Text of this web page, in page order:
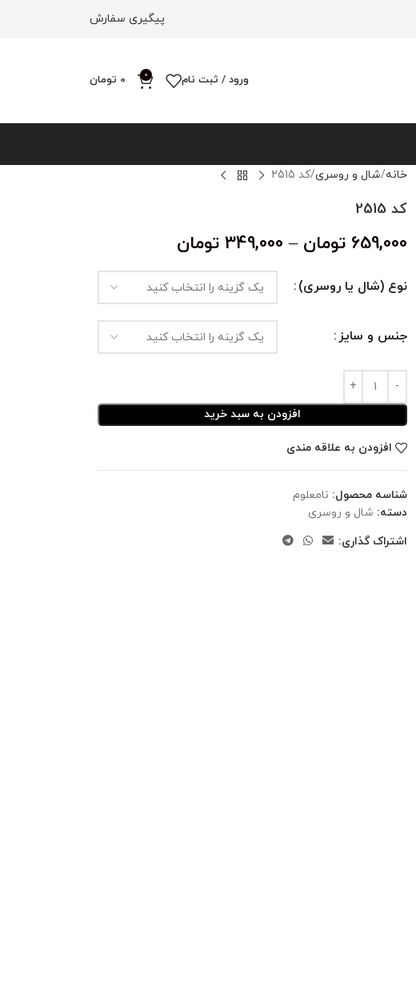
پیگیری سفارش
ورود / ثبت نام 0
0 تومان
خانه شال و روسری کد 2515
کد 2515
659,000 تومان –
349,000 تومان
نوع (شال یا روسری)
جنس و سایز
افزودن به سبد خرید
افزودن به علاقه مندی
شناسه محصول: نامعلوم
دسته: شال و روسری
اشتراک گذاری: